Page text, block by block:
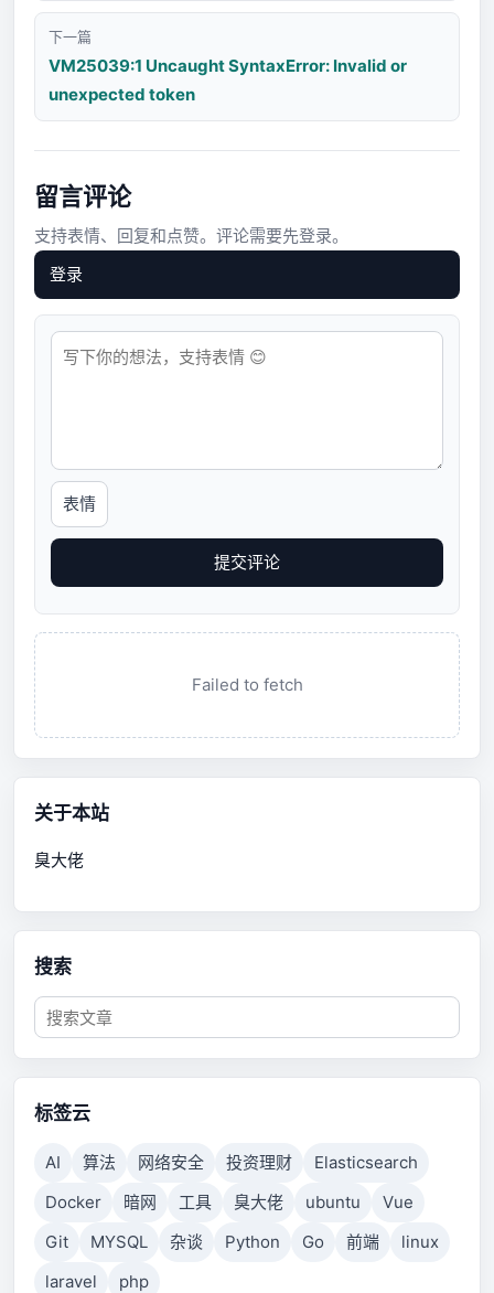
下一篇
VM25039:1 Uncaught SyntaxError: Invalid or
unexpected token
留言评论
支持表情、回复和点赞。评论需要先登录。
登录
表情
提交评论
Failed to fetch
关于本站
臭大佬
搜索
标签云
AI 算法 网络安全 投资理财
Elasticsearch
Docker
暗网 工具 臭大佬 ubuntu
Vue
Git
MYSQL 杂谈 Python Go 前端
linux
laravel
php